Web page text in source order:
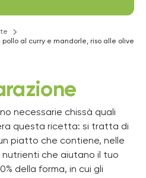
al curry e mandorle, riso alle olive
necessarie chissà quali
questa ricetta: si tratta di
piatto che contiene, nelle
che aiutano il tuo
della forma, in cui gli